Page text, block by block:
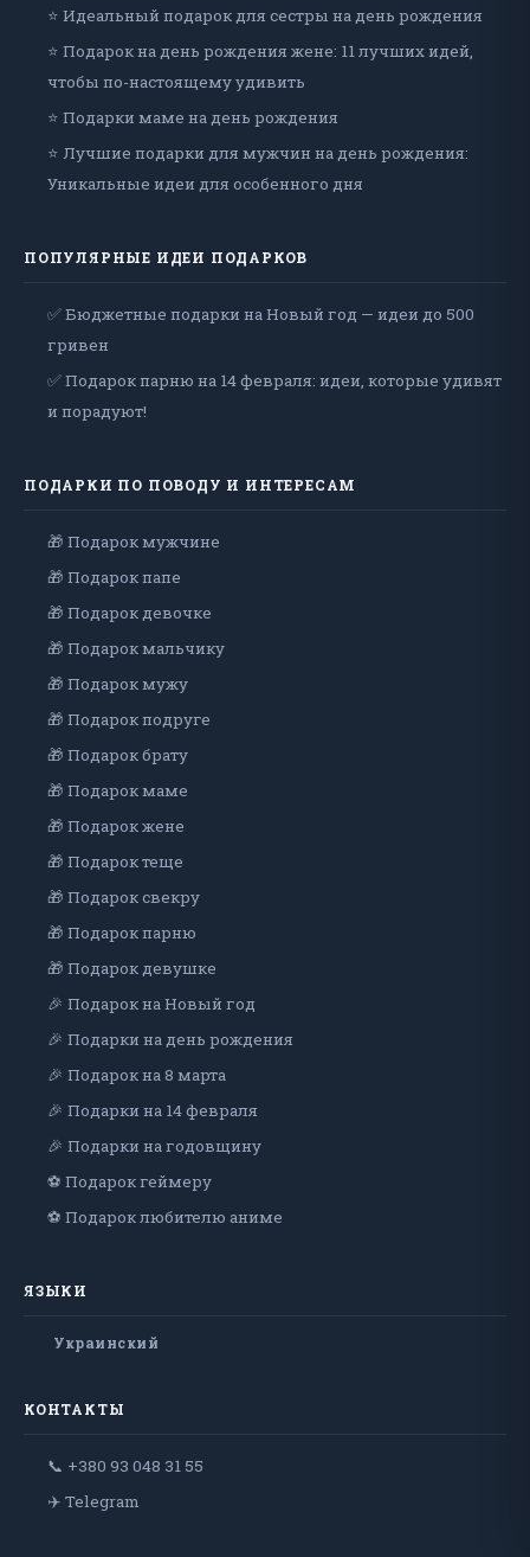
⭐ Идеальный подарок для сестры на день рождения
⭐ Подарок на день рождения жене: 11 лучших идей,
чтобы по-настоящему удивить
⭐ Подарки маме на день рождения
⭐ Лучшие подарки для мужчин на день рождения:
Уникальные идеи для особенного дня
ПОПУЛЯРНЫЕ ИДЕИ ПОДАРКОВ
✅ Бюджетные подарки на Новый год — идеи до 500
гривен
✅ Подарок парню на 14 февраля: идеи, которые удивят
и порадуют!
ПОДАРКИ ПО ПОВОДУ И ИНТЕРЕСАМ
🎁 Подарок мужчине
🎁 Подарок папе
🎁 Подарок девочке
🎁 Подарок мальчику
🎁 Подарок мужу
🎁 Подарок подруге
🎁 Подарок брату
🎁 Подарок маме
🎁 Подарок жене
🎁 Подарок теще
🎁 Подарок свекру
🎁 Подарок парню
🎁 Подарок девушке
🎉 Подарок на Новый год
🎉 Подарки на день рождения
🎉 Подарок на 8 марта
🎉 Подарки на 14 февраля
🎉 Подарки на годовщину
⚽ Подарок геймеру
⚽ Подарок любителю аниме
ЯЗЫКИ
Украинский
КОНТАКТЫ
📞 +380 93 048 31 55
✈️ Telegram